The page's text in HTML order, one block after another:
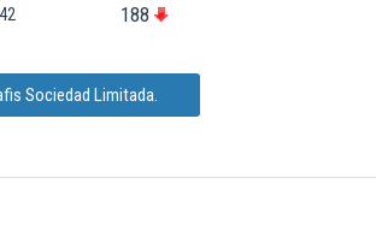
188
Sociedad Limitada.